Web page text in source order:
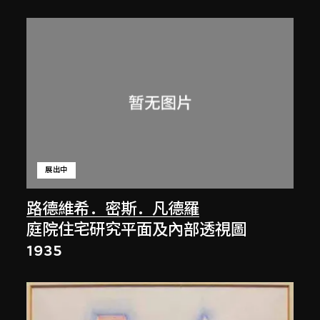
路德維希．密斯．凡德羅
展出中
庭院住宅研究平面及內部透視圖
1935